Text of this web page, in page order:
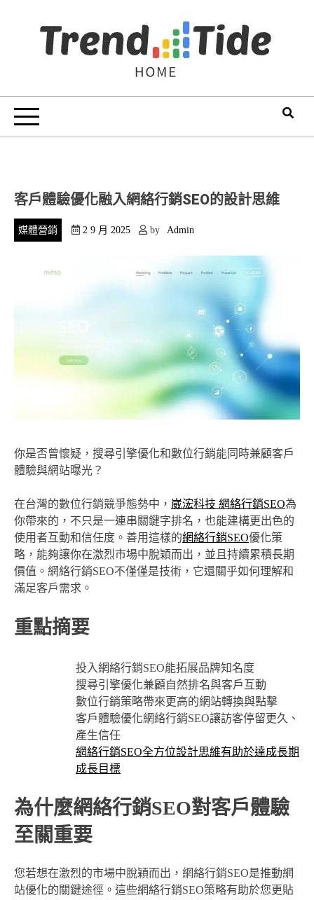
Trend Tide
客戶體驗優化融入網絡行銷SEO的設計思維
媒體營銷 2 9 月 2025 by Admin
你是否曾懷疑，搜尋引擎優化和數位行銷能同時兼顧客戶
體驗與網站曝光？
在台灣的數位行銷競爭態勢中， 崴浤科技 網絡行銷SEO為
你帶來的，不只是一連串關鍵字排名，也能建構更出色的
使用者互動和信任度。善用這樣的網絡行銷SEO優化策
略，能夠讓你在激烈市場中脫穎而出，並且持續累積長期
價值。網絡行銷SEO不僅僅是技術，它還關乎如何理解和
滿足客戶需求。
重點摘要
投入網絡行銷SEO能拓展品牌知名度
搜尋引擎優化兼顧自然排名與客戶互動
數位行銷策略帶來更高的網站轉換與點擊
客戶體驗優化網絡行銷SEO讓訪客停留更久、
產生信任
網絡行銷SEO全方位設計思維有助於達成長期
成長目標
為什麼網絡行銷SEO對客戶體驗
至關重要
您若想在激烈的市場中脫穎而出，網絡行銷SEO是推動網
站優化的關鍵途徑。這些網絡行銷SEO策略有助於您更貼